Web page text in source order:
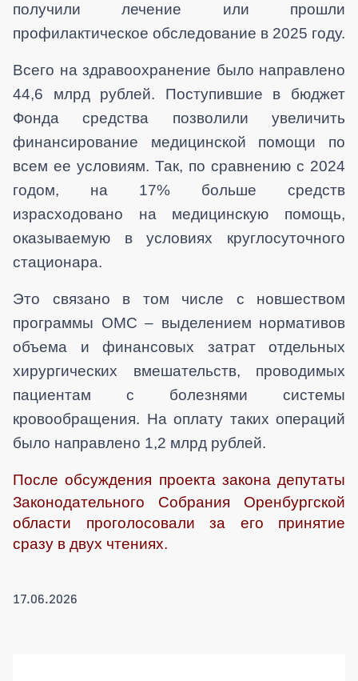
получили лечение или прошли
профилактическое обследование в 2025 году.
Всего на здравоохранение было направлено
44,6 млрд рублей. Поступившие в бюджет
Фонда средства позволили увеличить
финансирование медицинской помощи по
всем ее условиям. Так, по сравнению с 2024
годом, на 17% больше средств
израсходовано на медицинскую помощь,
оказываемую в условиях круглосуточного
стационара.
Это связано в том числе с новшеством
программы ОМС – выделением нормативов
объема и финансовых затрат отдельных
хирургических вмешательств, проводимых
пациентам с болезнями системы
кровообращения. На оплату таких операций
было направлено 1,2 млрд рублей.
После обсуждения проекта закона депутаты
Законодательного Собрания Оренбургской
области проголосовали за его принятие
сразу в двух чтениях.
17.06.2026